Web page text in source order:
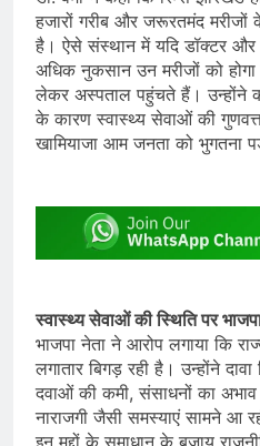
हजारों गरीब और जरूरतमंद
है। ऐसे संस्थान में यदि डॉक्टर और
अधिक नुकसान उन मरीजों को
लेकर अस्पताल पहुंचते हैं। उन्होंने
के कारण स्वास्थ्य सेवाओं की
खामियाजा आम जनता को भुगतना
स्वास्थ्य सेवाओं की स्थिति पर
भाजपा नेता ने आरोप लगाया कि
लगातार बिगड़ रही है। उन्होंने
दवाओं की कमी, संसाधनों का अभाव
नाराजगी जैसी समस्याएं सामने आ
इन मुद्दों के समाधान के बजाय